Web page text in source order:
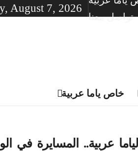
تواصل معنا
August 7, 2026
خاص ياما عربية
عربية.. المسايرة